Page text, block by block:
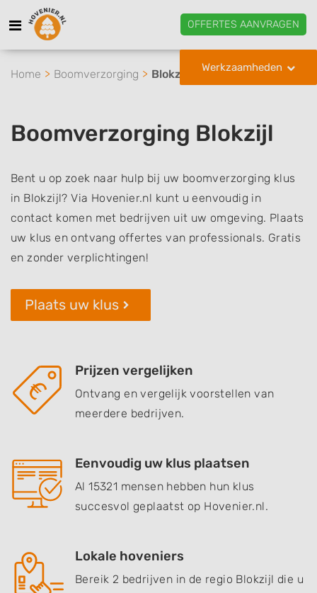
OFFERTES AANVRAGEN
Werkzaamheden
Home Boomverzorging Blokzijl
Boomverzorging Blokzijl
Bent u op zoek naar hulp bij uw boomverzorging klus
in Blokzijl? Via Hovenier.nl kunt u eenvoudig in
contact komen met bedrijven uit uw omgeving. Plaats
uw klus en ontvang offertes van professionals. Gratis
en zonder verplichtingen!
Plaats uw klus
Prijzen vergelijken
Ontvang en vergelijk voorstellen van
meerdere bedrijven.
Eenvoudig uw klus plaatsen
Al 15321 mensen hebben hun klus
succesvol geplaatst op Hovenier.nl.
Lokale hoveniers
Bereik 2 bedrijven in de regio Blokzijl die u